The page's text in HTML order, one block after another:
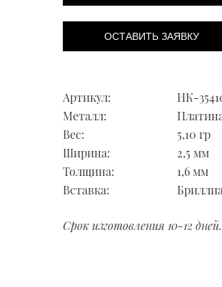
ОСТАВИТЬ ЗАЯВКУ
Артикул:
НК-
Металл:
Вес:
5,10 гр
Ширина:
2,5 мм
Толщина:
1,6 мм
Вставка:
Срок изготовления 10-12 дней.